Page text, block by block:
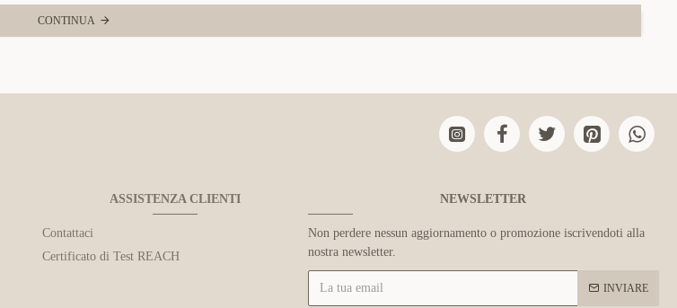
CONTINUA
ASSISTENZA CLIENTI
Contattaci
Certificato di Test REACH
NEWSLETTER
Non perdere nessun aggiornamento o promozione iscrivendoti alla
nostra newsletter.
INVIARE